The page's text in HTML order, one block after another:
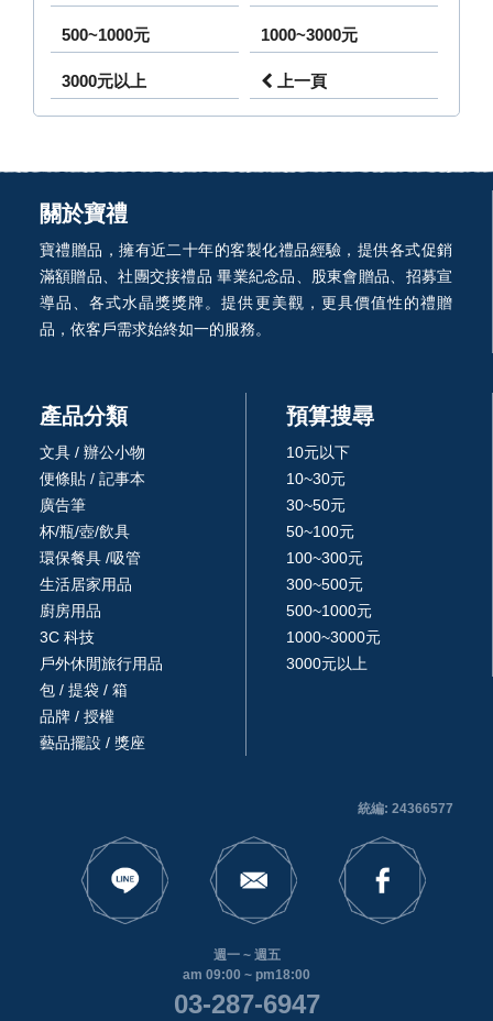
500~1000元 1000~3000元
3000元以上 上一頁
關於寶禮
寶禮贈品，擁有近二十年的客製化禮品經驗，提供各式促銷
滿額贈品、社團交接禮品 畢業紀念品、股東會贈品、招募宣
導品、各式水晶獎獎牌。提供更美觀，更具價值性的禮贈
品，依客戶需求始終如一的服務。
產品分類
文具 / 辦公小物
便條貼 / 記事本
廣告筆
杯/瓶/壺/飲具
環保餐具 /吸管
生活居家用品
廚房用品
3C 科技
戶外休閒旅行用品
包 / 提袋 / 箱
品牌 / 授權
藝品擺設 / 獎座
預算搜尋
10元以下
10~30元
30~50元
50~100元
100~300元
300~500元
500~1000元
1000~3000元
3000元以上
統編: 24366577
週一 ~ 週五
am 09:00 ~ pm18:00
03-287-6947